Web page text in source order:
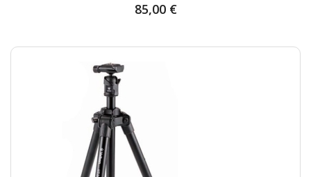
85,00 €